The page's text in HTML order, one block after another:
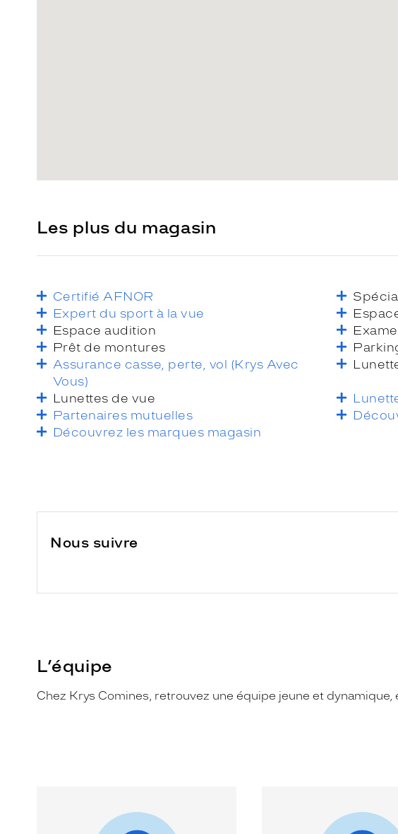
Les plus du magasin
Certifié AFNOR
Expert du sport à la vue
Espace audition
Prêt de montures
Assurance casse, perte, vol (Krys Avec
Vous)
Lunettes de vue
Partenaires mutuelles
Découvrez les marques magasin
Nous suivre
L’équipe
Chez Krys Comines, retrouvez une équipe jeune et dynamique,